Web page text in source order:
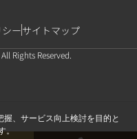
ーサイトマップ
Rights Reserved.
、サービス向上検討を目的と
。